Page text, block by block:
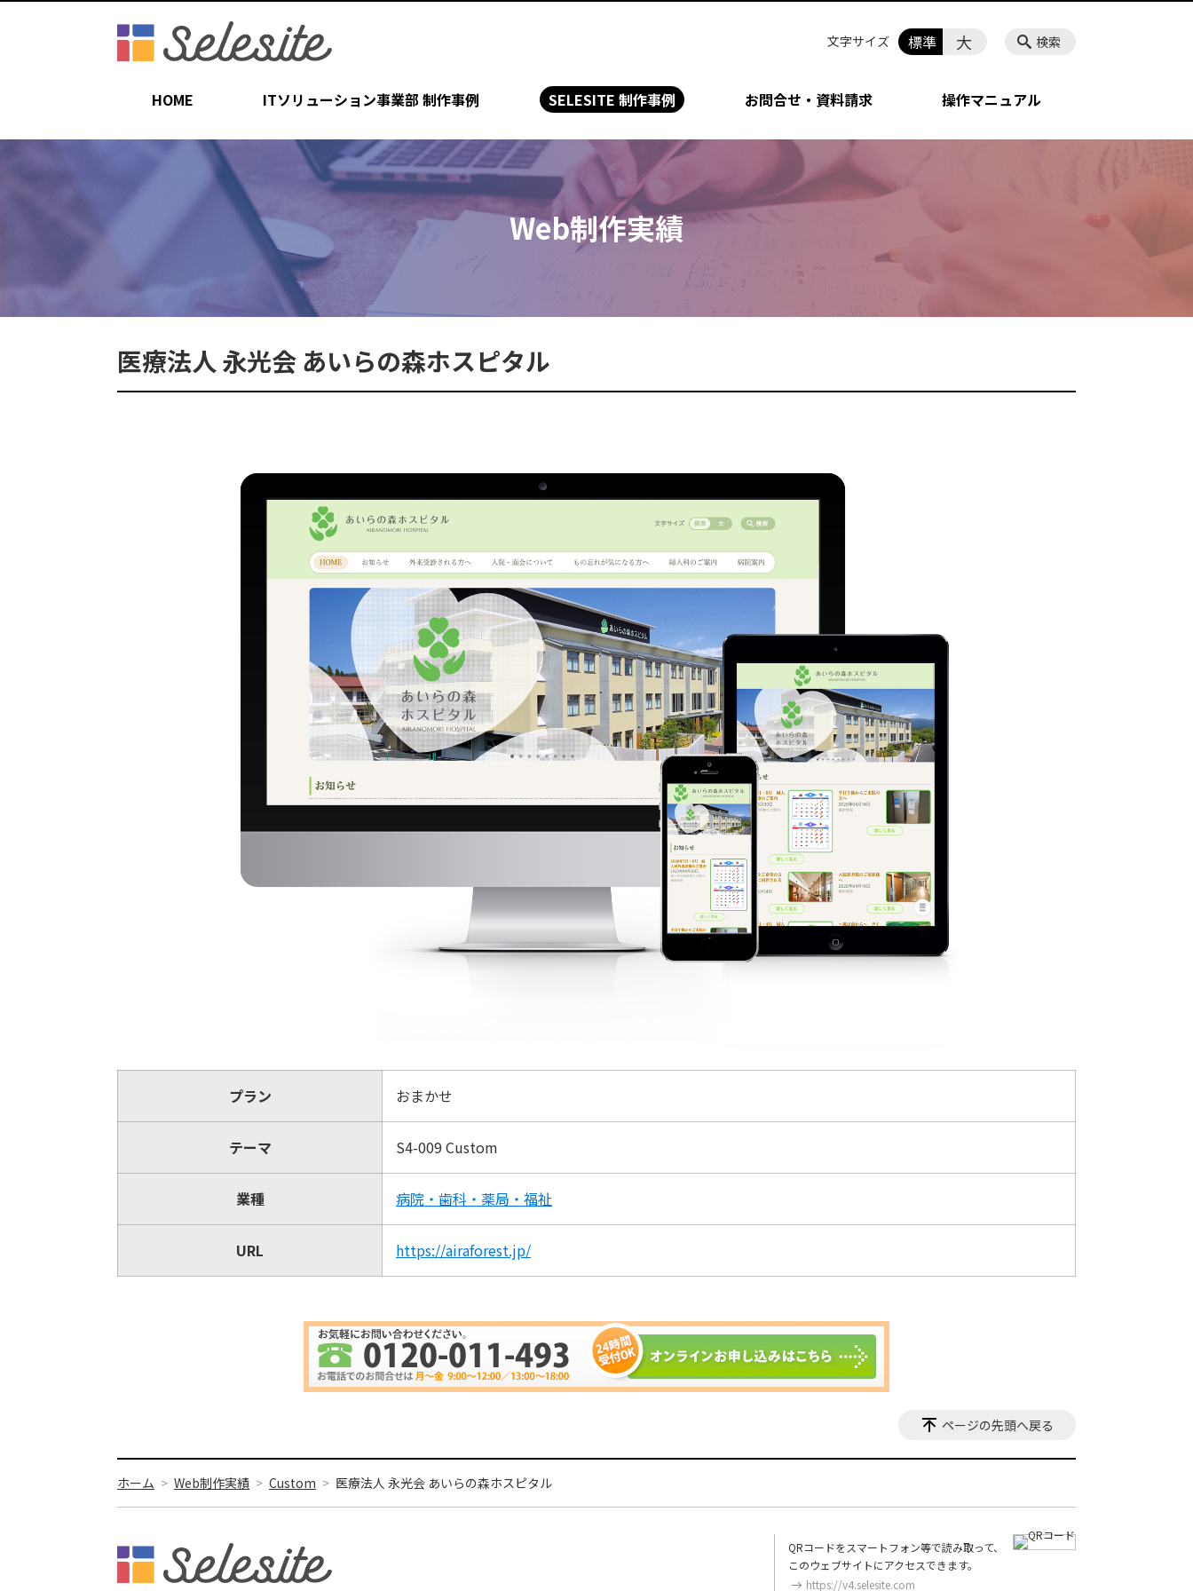
HOME ITソリューション事業部 制作事例 SELESITE 制作事例 お問合せ・資料請求 操作マニュアル
検索
文字サイズ 標準 大
Web制作実績
医療法人 永光会 あいらの森ホスピタル
プラン おまかせ
テーマ S4-009 Custom
業種 病院・歯科・薬局・福祉
URL https://airaforest.jp/
ページの先頭へ戻る
ホーム Web制作実績 Custom 医療法人 永光会 あいらの森ホスピタル
QRコードをスマートフォン等で読み取って、
このウェブサイトにアクセスできます。
https://v4.selesite.com